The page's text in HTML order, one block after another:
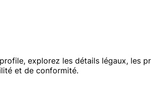
explorez les détails légaux, les
et de conformité.